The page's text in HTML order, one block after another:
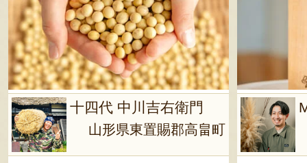
十四代 中川吉右衛門
山形県東置賜郡高畠町